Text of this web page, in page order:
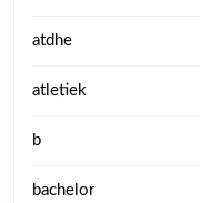
atdhe
atletiek
b
bachelor